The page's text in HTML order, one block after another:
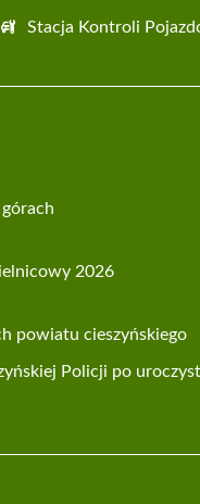
Stacja Kontroli
2026
powiatu cieszyńskiego
Policji po